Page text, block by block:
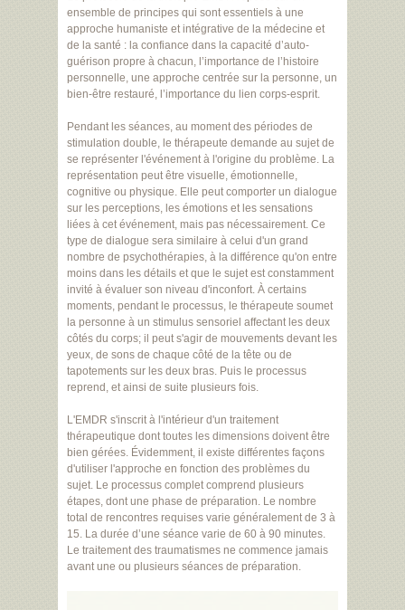
ensemble de principes qui sont essentiels à une
approche humaniste et intégrative de la médecine et
de la santé : la confiance dans la capacité d’auto-
guérison propre à chacun, l’importance de l’histoire
personnelle, une approche centrée sur la personne, un
bien-être restauré, l’importance du lien corps-esprit.
Pendant les séances, au moment des périodes de
stimulation double, le thérapeute demande au sujet de
se représenter l'événement à l'origine du problème. La
représentation peut être visuelle, émotionnelle,
cognitive ou physique. Elle peut comporter un dialogue
sur les perceptions, les émotions et les sensations
liées à cet événement, mais pas nécessairement. Ce
type de dialogue sera similaire à celui d'un grand
nombre de psychothérapies, à la différence qu'on entre
moins dans les détails et que le sujet est constamment
invité à évaluer son niveau d'inconfort. À certains
moments, pendant le processus, le thérapeute soumet
la personne à un stimulus sensoriel affectant les deux
côtés du corps; il peut s'agir de mouvements devant les
yeux, de sons de chaque côté de la tête ou de
tapotements sur les deux bras. Puis le processus
reprend, et ainsi de suite plusieurs fois.
L'EMDR s'inscrit à l'intérieur d'un traitement
thérapeutique dont toutes les dimensions doivent être
bien gérées. Évidemment, il existe différentes façons
d'utiliser l'approche en fonction des problèmes du
sujet. Le processus complet comprend plusieurs
étapes, dont une phase de préparation. Le nombre
total de rencontres requises varie généralement de 3 à
15. La durée d’une séance varie de 60 à 90 minutes.
Le traitement des traumatismes ne commence jamais
avant une ou plusieurs séances de préparation.